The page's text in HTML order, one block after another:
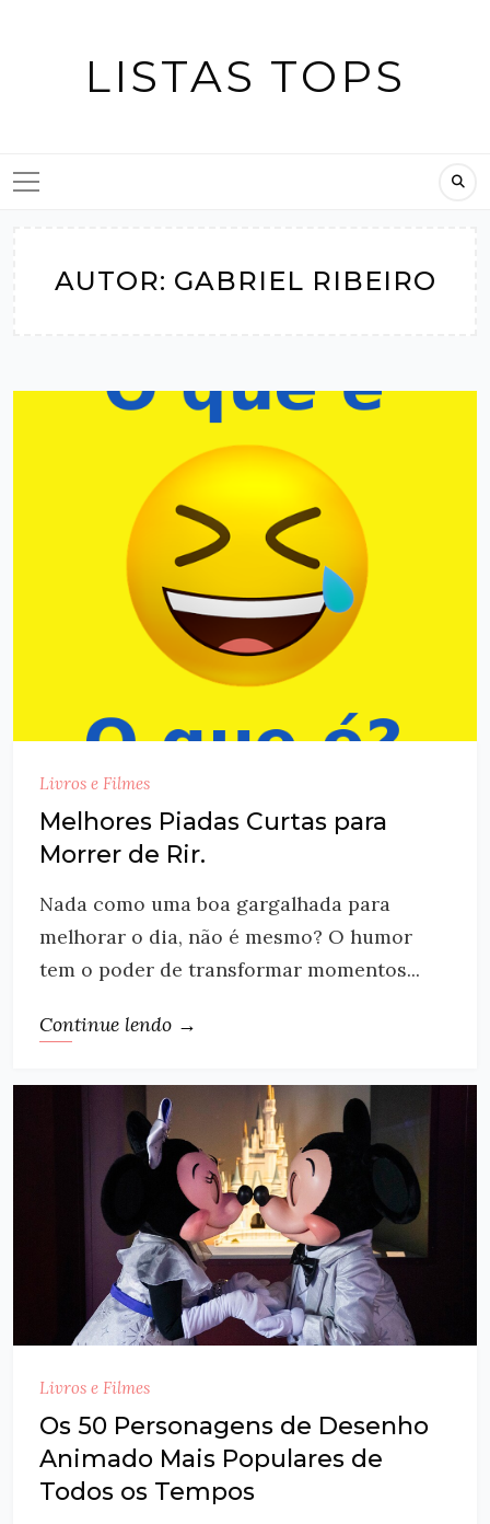
LISTAS TOPS
AUTOR: GABRIEL RIBEIRO
Livros e Filmes
Melhores Piadas Curtas para
Morrer de Rir.
Nada como uma boa gargalhada para
melhorar o dia, não é mesmo? O humor
tem o poder de transformar momentos...
Continue lendo →
Livros e Filmes
Os 50 Personagens de Desenho
Animado Mais Populares de
Todos os Tempos